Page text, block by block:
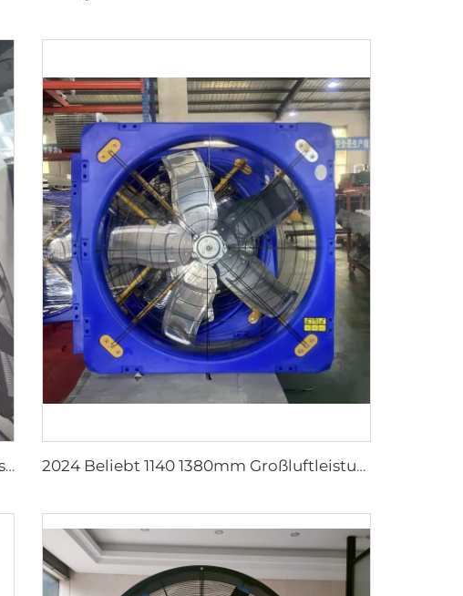
35 Zoll Großhändler Neuer Sommer Wasserdunst-Lüfter für Fabriken, Werkstätten, Schwenk-Sprühlüfter, Dunst-Kühlungs-Lüfter 2024 Beliebt 1140 1380mm Großluftleistung Abluftventilator Kühe Scheunen Lüftung Kühlung Ventilator